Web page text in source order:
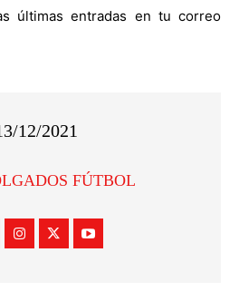
últimas entradas en tu correo
12/2021
FÚTBOL